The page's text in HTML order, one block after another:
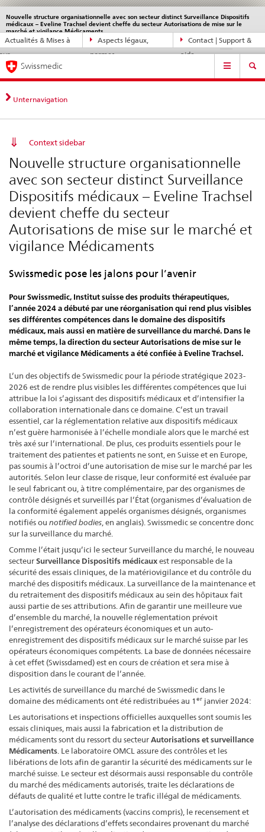
Navigation
directe:
actualités,
bases
contact
Actualités & Mises à
Aspects légaux,
normes
Contact | Support &
aide
Nouvelle structure organisationnelle avec son secteur distinct Surveillance Dispositifs
médicaux – Eveline Trachsel devient cheffe du secteur Autorisations de mise sur le
marché et vigilance Médicaments
DE FR IT EN
Service
navigation
Navigation
Swissmedic
Unternavigation
Context sidebar
Nouvelle structure organisationnelle
avec son secteur distinct Surveillance
Dispositifs médicaux – Eveline Trachsel
devient cheffe du secteur
Autorisations de mise sur le marché et
vigilance Médicaments
Swissmedic pose les jalons pour l’avenir
Pour Swissmedic, Institut suisse des produits thérapeutiques,
l’année 2024 a débuté par une réorganisation qui rend plus visibles
ses différentes compétences dans le domaine des dispositifs
médicaux, mais aussi en matière de surveillance du marché. Dans le
même temps, la direction du secteur Autorisations de mise sur le
marché et vigilance Médicaments a été confiée à Eveline Trachsel.
L’un des objectifs de Swissmedic pour la période stratégique 2023-
2026 est de rendre plus visibles les différentes compétences que lui
attribue la loi s’agissant des dispositifs médicaux et d’intensifier la
collaboration internationale dans ce domaine. C’est un travail
essentiel, car la réglementation relative aux dispositifs médicaux
n’est guère harmonisée à l’échelle mondiale alors que le marché est
très axé sur l’international. De plus, ces produits essentiels pour le
traitement des patientes et patients ne sont, en Suisse et en Europe,
pas soumis à l’octroi d’une autorisation de mise sur le marché par les
autorités. Selon leur classe de risque, leur conformité est évaluée par
le seul fabricant ou, à titre complémentaire, par des organismes de
contrôle désignés et surveillés par l’État (organismes d’évaluation de
la conformité également appelés organismes désignés, organismes
notifiés ou notified bodies , en anglais). Swissmedic se concentre donc
sur la surveillance du marché.
Comme l’était jusqu’ici le secteur Surveillance du marché, le nouveau
secteurSurveillance Dispositifs médicauxest responsable de la
sécurité des essais cliniques, de la matériovigilance et du contrôle du
marché des dispositifs médicaux. La surveillance de la maintenance et
du retraitement des dispositifs médicaux au sein des hôpitaux fait
aussi partie de ses attributions. Afin de garantir une meilleure vue
d’ensemble du marché, la nouvelle réglementation prévoit
l’enregistrement des opérateurs économiques et un auto-
enregistrement des dispositifs médicaux sur le marché suisse par les
opérateurs économiques compétents. La base de données nécessaire
à cet effet (Swissdamed) est en cours de création et sera mise à
disposition dans le courant de l’année.
Les activités de surveillance du marché de Swissmedic dans le
domaine des médicaments ont été redistribuées au 1 er janvier 2024:
Les autorisations et inspections officielles auxquelles sont soumis les
essais cliniques, mais aussi la fabrication et la distribution de
médicaments sont du ressort du secteurAutorisations et surveillance
Médicaments . Le laboratoire OMCL assure des contrôles et les
libérations de lots afin de garantir la sécurité des médicaments sur le
marché suisse. Le secteur est désormais aussi responsable du contrôle
du marché des médicaments autorisés, traite les déclarations de
défauts de qualité et lutte contre le trafic illégal de médicaments.
L’autorisation des médicaments (vaccins compris), le recensement et
l’analyse des déclarations d’effets secondaires provenant du marché